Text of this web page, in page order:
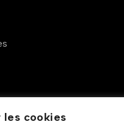
les cookies